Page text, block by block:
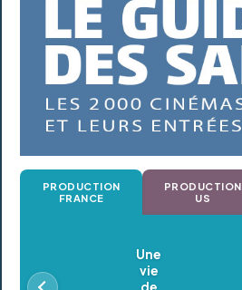
PRODUCTION
FRANCE
PRODUCTION
US
Oldeupe
En postproduction